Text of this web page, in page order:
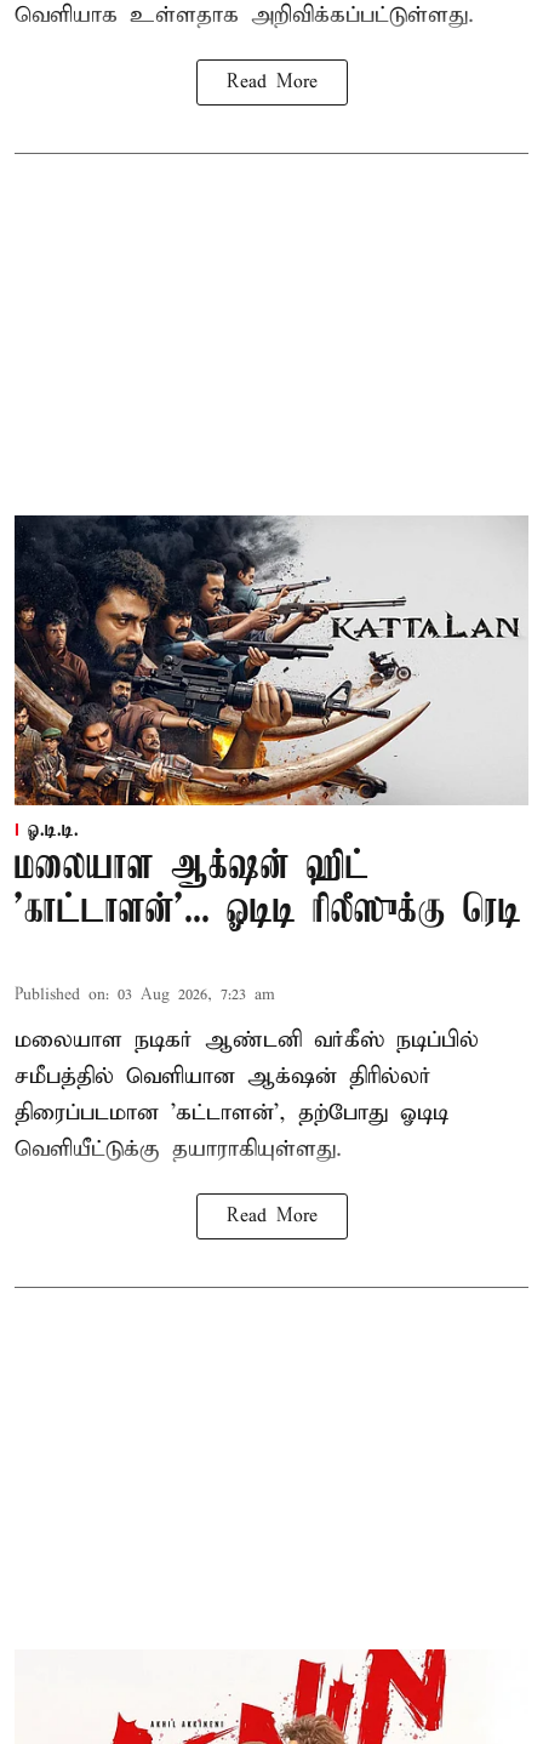
வெளியாக உள்ளதாக அறிவிக்கப்பட்டுள்ளது.
Read More
ஓ.டி.டி.
மலையாள ஆக்‌ஷன் ஹிட்
'காட்டாளன்'... ஓடிடி ரிலீஸுக்கு ரெடி
Published on: 03 Aug 2026, 7:23 am
மலையாள நடிகர் ஆண்டனி வர்கீஸ் நடிப்பில்
சமீபத்தில் வெளியான ஆக்‌ஷன் திரில்லர்
திரைப்படமான 'கட்டாளன்', தற்போது ஓடிடி
வெளியீட்டுக்கு தயாராகியுள்ளது.
Read More